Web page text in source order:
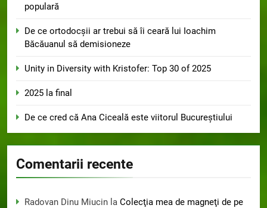
populară
De ce ortodocșii ar trebui să îi ceară lui Ioachim
Băcăuanul să demisioneze
Unity in Diversity with Kristofer: Top 30 of 2025
2025 la final
De ce cred că Ana Ciceală este viitorul Bucureștiului
Comentarii recente
Radovan Dinu Miucin la Colecţia mea de magneţi de pe